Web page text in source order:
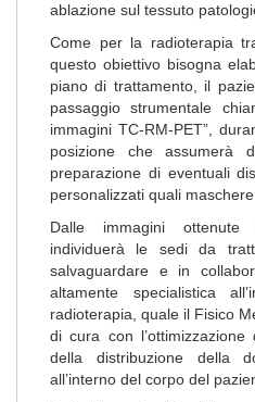
ablazione sul tessuto
Come per la radioterapia
questo obiettivo bisogna
piano di trattamento, il
passaggio strumentale
immagini TC-RM-PET”,
posizione che assumerà
preparazione di eventuali
personalizzati quali maschere
Dalle immagini ottenute
individuerà le sedi da
salvaguardare e in
altamente specialistica
radioterapia, quale il Fisico
di cura con
della distribuzione della
all’interno del corpo del